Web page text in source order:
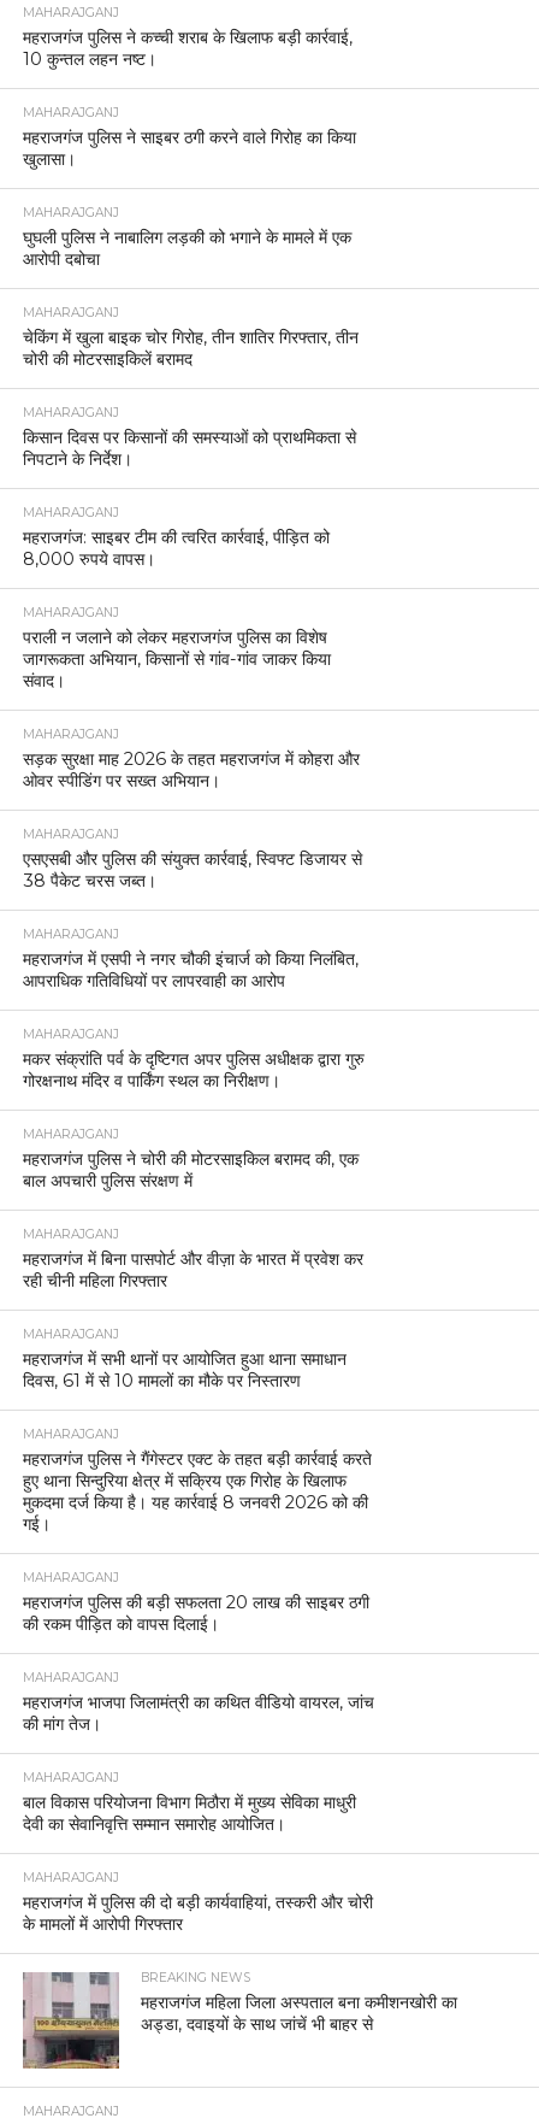
MAHARAJGANJ
महराजगंज पुलिस ने कच्ची शराब के खिलाफ बड़ी कार्रवाई,
10 कुन्तल लहन नष्ट।
MAHARAJGANJ
महराजगंज पुलिस ने साइबर ठगी करने वाले गिरोह का किया
खुलासा।
MAHARAJGANJ
घुघली पुलिस ने नाबालिग लड़की को भगाने के मामले में एक
आरोपी दबोचा
MAHARAJGANJ
चेकिंग में खुला बाइक चोर गिरोह, तीन शातिर गिरफ्तार, तीन
चोरी की मोटरसाइकिलें बरामद
MAHARAJGANJ
किसान दिवस पर किसानों की समस्याओं को प्राथमिकता से
निपटाने के निर्देश।
MAHARAJGANJ
महराजगंज: साइबर टीम की त्वरित कार्रवाई, पीड़ित को
8,000 रुपये वापस।
MAHARAJGANJ
पराली न जलाने को लेकर महराजगंज पुलिस का विशेष
जागरूकता अभियान, किसानों से गांव-गांव जाकर किया
संवाद।
MAHARAJGANJ
सड़क सुरक्षा माह 2026 के तहत महराजगंज में कोहरा और
ओवर स्पीडिंग पर सख्त अभियान।
MAHARAJGANJ
एसएसबी और पुलिस की संयुक्त कार्रवाई, स्विफ्ट डिजायर से
38 पैकेट चरस जब्त।
MAHARAJGANJ
महराजगंज में एसपी ने नगर चौकी इंचार्ज को किया निलंबित,
आपराधिक गतिविधियों पर लापरवाही का आरोप
MAHARAJGANJ
मकर संक्रांति पर्व के दृष्टिगत अपर पुलिस अधीक्षक द्वारा गुरु
गोरक्षनाथ मंदिर व पार्किंग स्थल का निरीक्षण।
MAHARAJGANJ
महराजगंज पुलिस ने चोरी की मोटरसाइकिल बरामद की, एक
बाल अपचारी पुलिस संरक्षण में
MAHARAJGANJ
महराजगंज में बिना पासपोर्ट और वीज़ा के भारत में प्रवेश कर
रही चीनी महिला गिरफ्तार
MAHARAJGANJ
महराजगंज में सभी थानों पर आयोजित हुआ थाना समाधान
दिवस, 61 में से 10 मामलों का मौके पर निस्तारण
MAHARAJGANJ
महराजगंज पुलिस ने गैंगेस्टर एक्ट के तहत बड़ी कार्रवाई करते
हुए थाना सिन्दुरिया क्षेत्र में सक्रिय एक गिरोह के खिलाफ
मुकदमा दर्ज किया है। यह कार्रवाई 8 जनवरी 2026 को की
गई।
MAHARAJGANJ
महराजगंज पुलिस की बड़ी सफलता 20 लाख की साइबर ठगी
की रकम पीड़ित को वापस दिलाई।
MAHARAJGANJ
महराजगंज भाजपा जिलामंत्री का कथित वीडियो वायरल, जांच
की मांग तेज।
MAHARAJGANJ
बाल विकास परियोजना विभाग मिठौरा में मुख्य सेविका माधुरी
देवी का सेवानिवृत्ति सम्मान समारोह आयोजित।
MAHARAJGANJ
महराजगंज में पुलिस की दो बड़ी कार्यवाहियां, तस्करी और चोरी
के मामलों में आरोपी गिरफ्तार
BREAKING NEWS
महराजगंज महिला जिला अस्पताल बना कमीशनखोरी का
अड्डा, दवाइयों के साथ जांचें भी बाहर से
MAHARAJGANJ